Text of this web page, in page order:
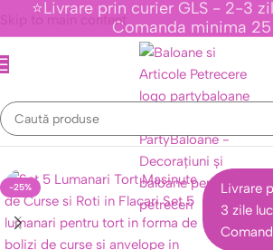
Skip to main content
⭐Livrare prin curier GLS - 2-3
Comanda minima
Din Desene Animate/Colectia Masini
-25%
Livrare
3 zile